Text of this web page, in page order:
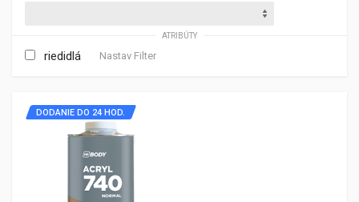
ATRIBÚTY
riedidlá Nastav Filter
DODANIE DO 24 HOD.